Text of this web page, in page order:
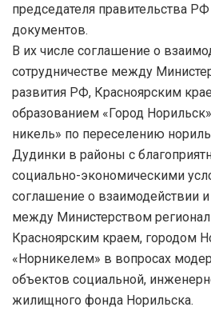
председателя правительства
документов.
В их числе соглашение о
сотрудничестве между
развития РФ, Красноярским
образованием «Город
никель» по переселению
Дудинки в районы с
социально-экономическими
соглашение о взаимодействии и
между Министерством
Красноярским краем, городом
«Норникелем» в вопросах
объектов социальной,
жилищного фонда Норильска.